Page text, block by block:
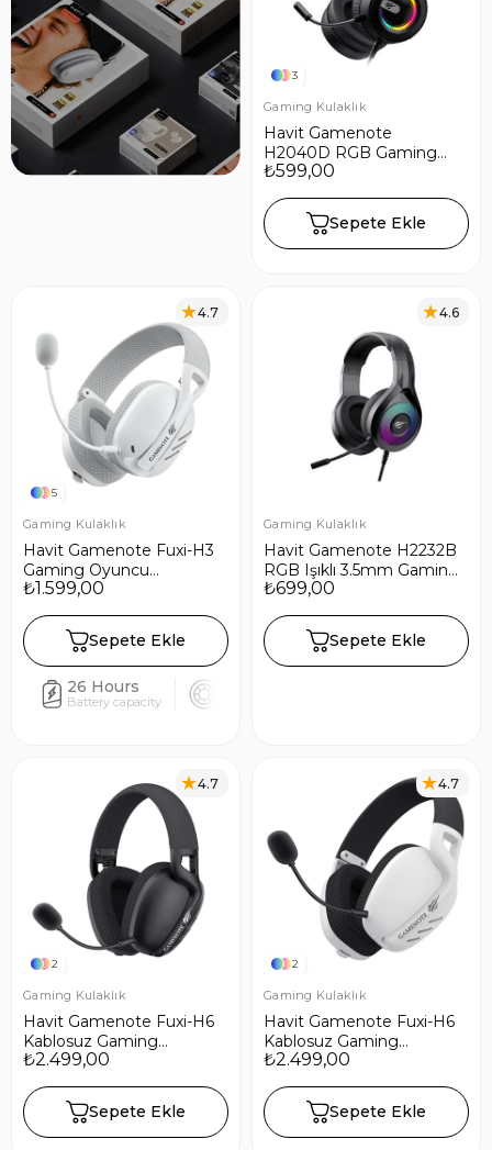
3
Gaming Kulaklık
Havit Gamenote
H2040D RGB Gaming
Mikrofonlu Oyuncu
₺599,00
Sepete Ekle
5
4.7
Gaming Kulaklık
Havit Gamenote Fuxi-H3
Gaming Oyuncu
Mikrofonlu Kulaklığı 7.1-4
C, 3.5mm) - Beyaz
₺1.599,00
Sepete Ekle
26 Hours
Battery capacity
4.6
Gaming Kulaklık
Havit Gamenote H2232B
RGB Işıklı 3.5mm Gaming
Oyuncu Kulaklığı –
Siyah
₺699,00
Sepete Ekle
2
4.7
Gaming Kulaklık
Havit Gamenote Fuxi-H6
Kablosuz Gaming
Oyuncu Kulaklığı - Siyah
₺2.499,00
Sepete Ekle
2
4.7
Gaming Kulaklık
Havit Gamenote Fuxi-H6
Kablosuz Gaming
₺2.499,00
Sepete Ekle